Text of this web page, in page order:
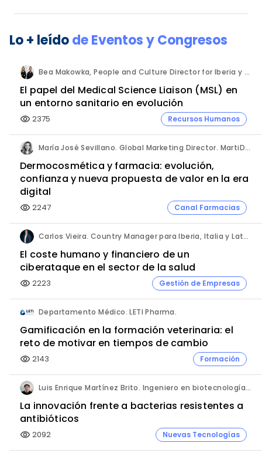
Lo + leídodeEventos y Congresos
Bea Makowka, People and Culture Director for Iberia y Alberto Municio, Talent Seach Solutions Lead for Iberia. Inizio Engage.
El papel del Medical Science Liaison (MSL) en
un entorno sanitario en evolución
visibility 2375 Recursos Humanos
María José Sevillano. Global Marketing Director. MartiDerm.
Dermocosmética y farmacia: evolución,
confianza y nueva propuesta de valor en la era
digital
visibility 2247 Canal Farmacias
Carlos Vieira. Country Manager para Iberia, Italia y Latam. Hornetsecurity.
El coste humano y financiero de un
ciberataque en el sector de la salud
visibility 2223 Gestión de Empresas
Departamento Médico. LETI Pharma.
Gamificación en la formación veterinaria: el
reto de motivar en tiempos de cambio
visibility 2143 Formación
Luis Enrique Martínez Brito. Ingeniero en biotecnología, México.
La innovación frente a bacterias resistentes a
antibióticos
visibility 2092 Nuevas Tecnologías